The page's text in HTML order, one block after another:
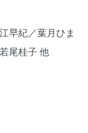
早紀／葉月ひま
尾桂子 他